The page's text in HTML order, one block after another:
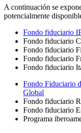
A continuación se
potencialmente
Fondo fiduciario
Fondo fiduciario
Fondo fiduciario
Fondo fiduciario
Fondo fiduciario
Fondo Fiduciario
Global
Fondo fiduciario
Fondo fiduciario
Programa